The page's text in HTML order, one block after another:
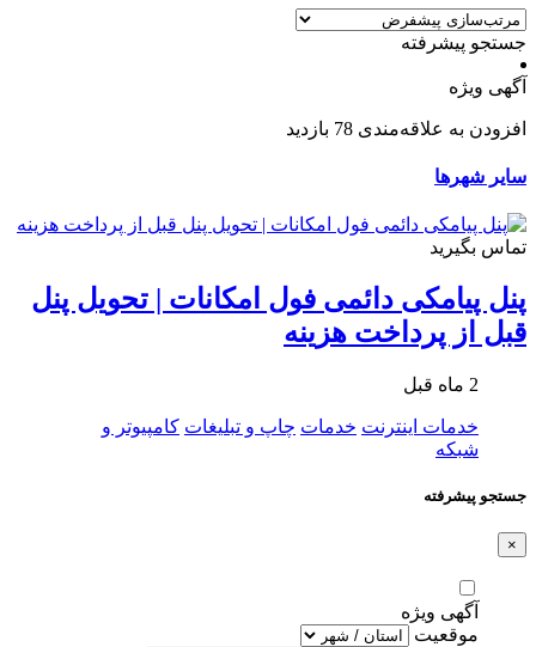
جستجو پیشرفته
آگهی ویژه
افزودن به علاقه‌مندی 78 بازدید
سایر شهرها
تماس بگیرید
پنل پیامکی دائمی فول امکانات | تحویل پنل
قبل از پرداخت هزینه
2 ماه قبل
خدمات اینترنت خدمات چاپ و تبلیغات کامپیوتر و
شبکه
جستجو پیشرفته
×
آگهی ویژه
موقعیت